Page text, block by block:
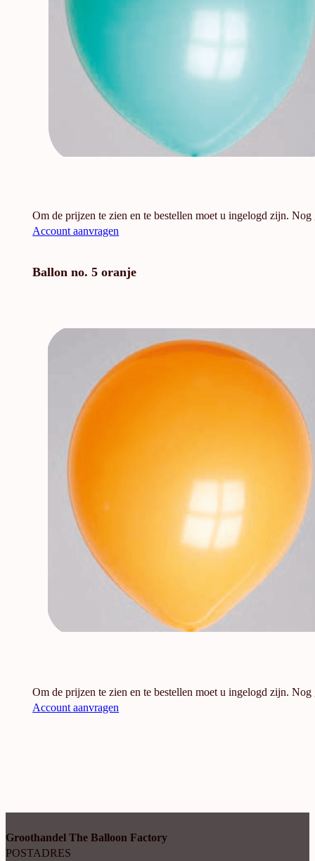
Om de prijzen te zien en te bestellen moet u ingelogd zijn. Nog
Account aanvragen
Ballon no. 5 oranje
Om de prijzen te zien en te bestellen moet u ingelogd zijn. Nog
Account aanvragen
Groothandel The Balloon Factory
POSTADRES